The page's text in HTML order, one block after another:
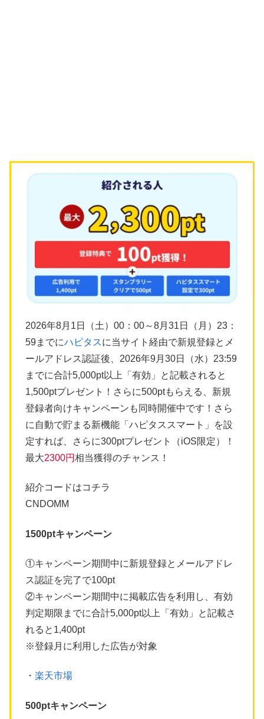
2026年8月1日（土）00：00～8月31日（月）23：
59までにハピタスに当サイト経由で新規登録とメ
ールアドレス認証後、2026年9月30日（水）23:59
までに合計5,000pt以上「有効」と記載されると
1,500ptプレゼント！さらに500ptもらえる、新規
登録者向けキャンペーンも同時開催中です！さら
に自動で貯まる新機能「ハピタススマート」を設
定すれば、さらに300ptプレゼント（iOS限定）！
最大2300円相当獲得のチャンス！
紹介コードはコチラ
CNDOMM
1500ptキャンペーン
①キャンペーン期間中に新規登録とメールアドレ
ス認証を完了で100pt
②キャンペーン期間中に掲載広告を利用し、有効
判定期限までに合計5,000pt以上「有効」と記載さ
れると1,400pt
※登録月に利用した広告が対象
・ 楽天市場
500ptキャンペーン